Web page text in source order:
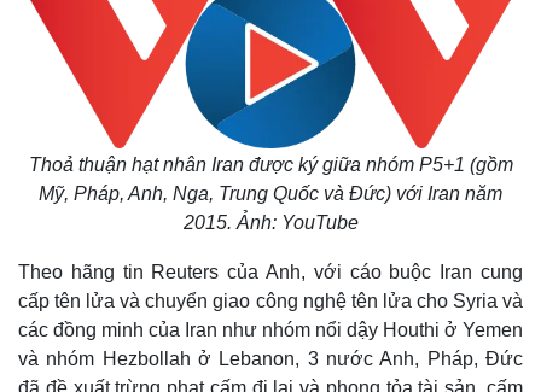
Thoả thuận hạt nhân Iran được ký giữa nhóm P5+1 (gồm
Mỹ, Pháp, Anh, Nga, Trung Quốc và Đức) với Iran năm
2015. Ảnh: YouTube
Theo hãng tin Reuters của Anh, với cáo buộc Iran cung
cấp tên lửa và chuyển giao công nghệ tên lửa cho Syria và
các đồng minh của Iran như nhóm nổi dậy Houthi ở Yemen
và nhóm Hezbollah ở Lebanon, 3 nước Anh, Pháp, Đức
đã đề xuất trừng phạt cấm đi lại và phong tỏa tài sản, cấm